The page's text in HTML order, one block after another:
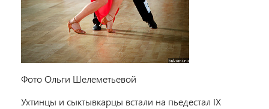
Фото Ольги Шелеметьевой
Ухтинцы и сыктывкарцы встали на пьедестал IX